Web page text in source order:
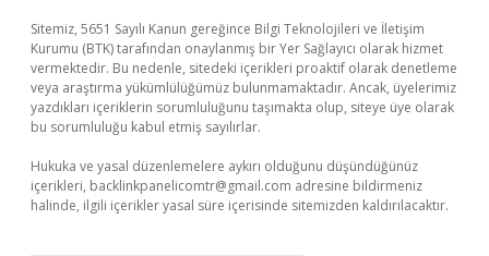
Sitemiz, 5651 Sayılı Kanun gereğince Bilgi Teknolojileri ve İletişim
Kurumu (BTK) tarafından onaylanmış bir Yer Sağlayıcı olarak hizmet
vermektedir. Bu nedenle, sitedeki içerikleri proaktif olarak denetleme
veya araştırma yükümlülüğümüz bulunmamaktadır. Ancak, üyelerimiz
yazdıkları içeriklerin sorumluluğunu taşımakta olup, siteye üye olarak
bu sorumluluğu kabul etmiş sayılırlar.
Hukuka ve yasal düzenlemelere aykırı olduğunu düşündüğünüz
içerikleri, backlinkpanelicomtr@gmail.com adresine bildirmeniz
halinde, ilgili içerikler yasal süre içerisinde sitemizden kaldırılacaktır.